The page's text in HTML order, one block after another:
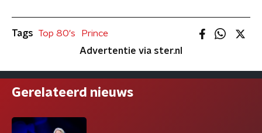
Tags Top 80's
Prince
Advertentie via ster.nl
Gerelateerd nieuws